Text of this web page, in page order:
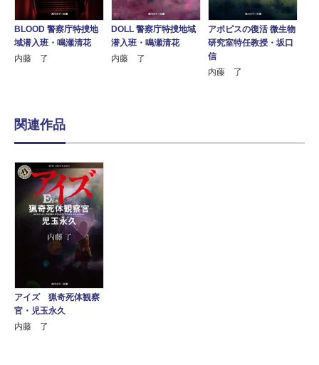
BLOOD 警察庁特捜地
域潜入班・鳴瀬清花
内藤 了
DOLL 警察庁特捜地域
潜入班・鳴瀬清花
内藤 了
アポピスの復活 微生物
研究室特任教授・坂口
信
内藤 了
関連作品
アイズ 猟奇死体観察
官・児玉永久
内藤 了